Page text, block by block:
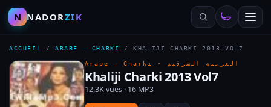
N NADORZIK
ACCUEIL /ARABE - CHARKI /KHALIJI CHARKI 2013 VOL7
Arabe - Charki · العربية الشرقية
Khaliji Charki 2013 Vol7
12,3K vues · 16 MP3